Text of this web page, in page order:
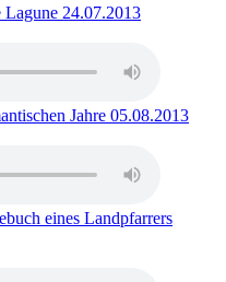
Lagune Ausleihbar seit dem
24.07.2013
Lagune
Jahre Ausleihbar seit
05.08.2013
Jahre
eines Landpfarrers
eines Landpfarrers